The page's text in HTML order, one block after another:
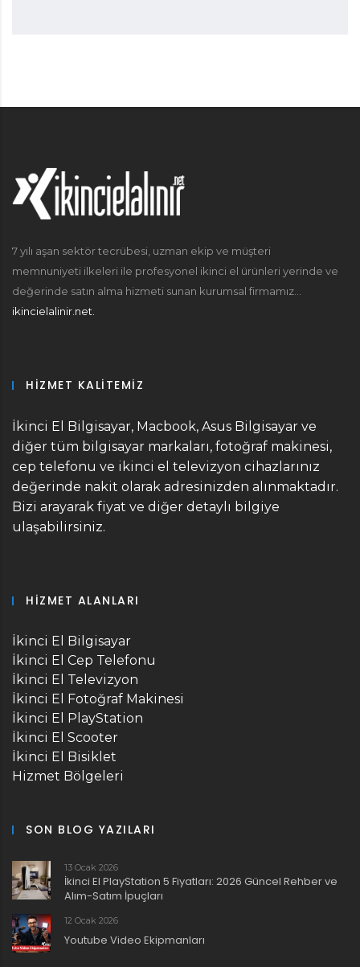
7 yılı aşan sektör tecrübesi, uzman ekip ve müşteri
memnuniyeti ilkeleri ile profesyonel ikinci el ürünleri yerinde ve
değerinde satın alma hizmeti sunan kurumsal firmamız...
ikincielalinir.net.
HIZMET KALITEMIZ
İkinci El Bilgisayar, Macbook, Asus Bilgisayar ve
diğer tüm bilgisayar markaları, fotoğraf makinesi,
cep telefonu ve ikinci el televizyon cihazlarınız
değerinde nakit olarak adresinizden alınmaktadır.
Bizi arayarak fiyat ve diğer detaylı bilgiye
ulaşabilirsiniz.
HIZMET ALANLARI
İkinci El Bilgisayar
İkinci El Cep Telefonu
İkinci El Televizyon
İkinci El Fotoğraf Makinesi
İkinci El PlayStation
İkinci El Scooter
İkinci El Bisiklet
Hizmet Bölgeleri
SON BLOG YAZILARI
İkinci El PlayStation 5 Fiyatları: 2026 Güncel Rehber ve
Alım-Satım İpuçları
13 Ocak 2026
Youtube Video Ekipmanları
12 Ocak 2026